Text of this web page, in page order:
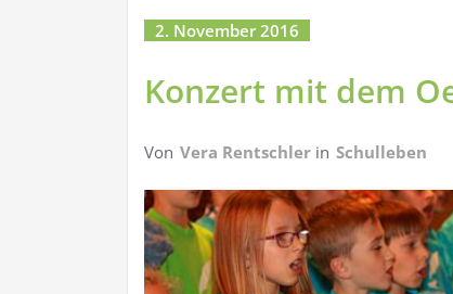
2. November 2016
Konzert mit dem
Von Vera Rentschler in Schulleben